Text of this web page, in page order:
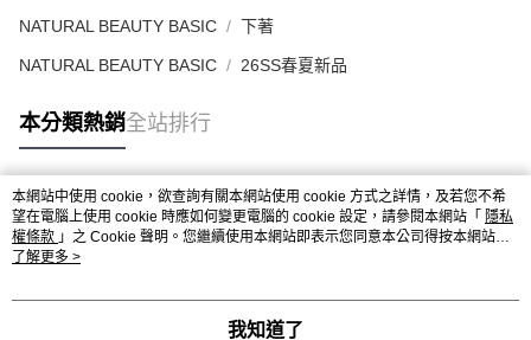
NATURAL BEAUTY BASIC 下著
NATURAL BEAUTY BASIC 26SS春夏新品
本分類熱銷全站排行
熱門標籤
本網站中使用 cookie，欲查詢有關本網站使用 cookie 方式之詳情，及若您不希
望在電腦上使用 cookie 時應如何變更電腦的 cookie 設定，請參閱本網站「 隱私
權條款 」之 Cookie 聲明。您繼續使用本網站即表示您同意本公司得按本網站使
用條款之 Cookie 聲明使用 cookie。
了解更多 >
我知道了